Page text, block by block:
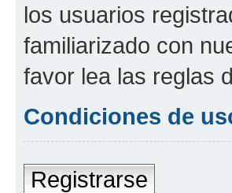
los usuarios
familiarizado con
favor lea las reglas
Condiciones de
Registrarse